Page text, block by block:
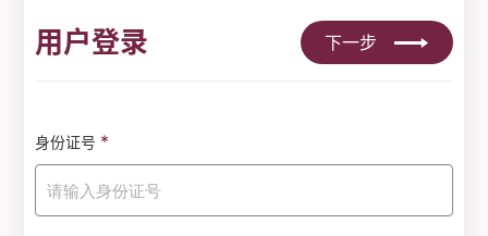
用户登录 下一步
身份证号 *